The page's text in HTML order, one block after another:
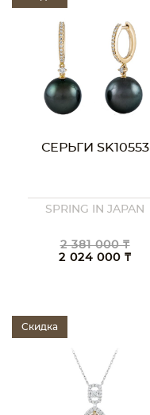
СЕРЬГИ SK10553
SPRING IN JAPAN
2 381 000 ₸
2 024 000 ₸
Скидка